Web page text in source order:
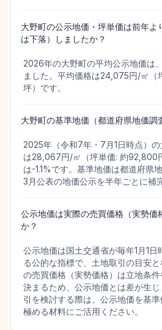
大野町の公示地価・坪単価は前年よ
は下落）しましたか？
2026年の大野町の平均公示地価は
ました。平均価格は24,075円/㎡
坪）です。
大野町の基準地価（都道府県地価調
2025年（令和7年・7月1日時点）
は28,067円/㎡（坪単価: 約92,800
は-1.1%です。基準地価は都道府県
3月公表の地価公示を半年ごとに補
公示地価は実際の売買価格（実勢価
か？
公示地価は国土交通省が毎年1月1
る公的な指標で、土地取引の目安
の売買価格（実勢価格）は立地条
決まるため、公示地価とは差が生
引を検討する際は、公示地価を基
極める材料にご活用ください。